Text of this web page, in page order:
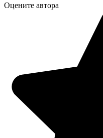
Оцените автора